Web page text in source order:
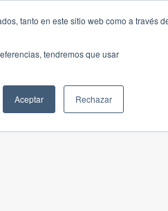
tanto en este sitio web como a través
tendremos que usar
Aceptar Rechazar